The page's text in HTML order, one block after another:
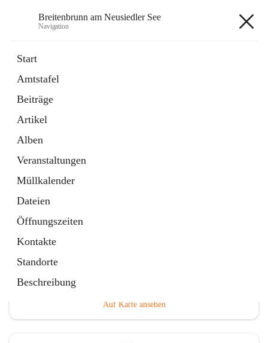
Breitenbrunn am Neusiedler See
Navigation
Start
Amtstafel
Beiträge
Artikel
Alben
Veranstaltungen
Müllkalender
Dateien
Öffnungszeiten
Kontakte
Standorte
Beschreibung
18 Schnellzugriffe
Gemeindeservice
Auf Karte ansehen